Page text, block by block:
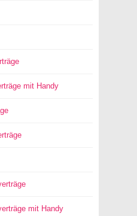
mit Handy
mit Handy